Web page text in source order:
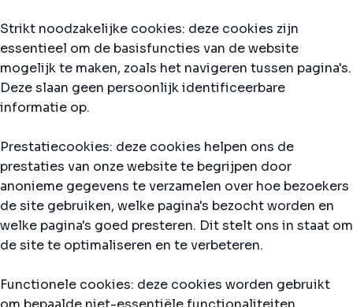
Strikt noodzakelijke cookies: deze cookies zijn
essentieel om de basisfuncties van de website
mogelijk te maken, zoals het navigeren tussen pagina's.
Deze slaan geen persoonlijk identificeerbare
informatie op.
Prestatiecookies: deze cookies helpen ons de
prestaties van onze website te begrijpen door
anonieme gegevens te verzamelen over hoe bezoekers
de site gebruiken, welke pagina's bezocht worden en
welke pagina's goed presteren. Dit stelt ons in staat om
de site te optimaliseren en te verbeteren.
Functionele cookies: deze cookies worden gebruikt